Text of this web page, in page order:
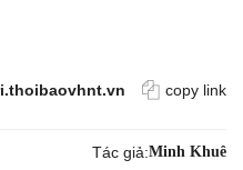
copy link
Tác giả:Minh Khuê